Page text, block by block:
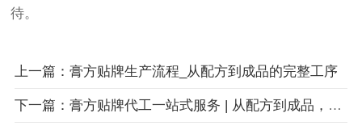
待。
上一篇：膏方贴牌生产流程_从配方到成品的完整工序
下一篇：膏方贴牌代工一站式服务 | 从配方到成品，全程协同，助您专注市场